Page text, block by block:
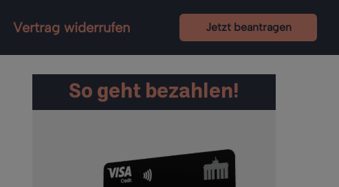
Vertrag widerrufen Jetzt beantragen
So geht bezahlen!